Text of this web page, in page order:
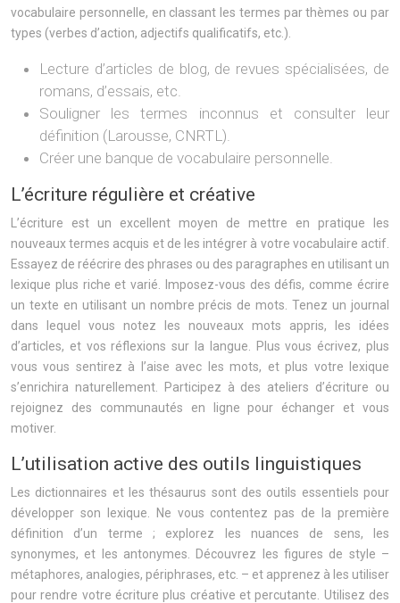
vocabulaire personnelle, en classant les termes par thèmes ou par
types (verbes d’action, adjectifs qualificatifs, etc.).
Lecture d’articles de blog, de revues spécialisées, de
romans, d’essais, etc.
Souligner les termes inconnus et consulter leur
définition (Larousse, CNRTL).
Créer une banque de vocabulaire personnelle.
L’écriture régulière et créative
L’écriture est un excellent moyen de mettre en pratique les
nouveaux termes acquis et de les intégrer à votre vocabulaire actif.
Essayez de réécrire des phrases ou des paragraphes en utilisant un
lexique plus riche et varié. Imposez-vous des défis, comme écrire
un texte en utilisant un nombre précis de mots. Tenez un journal
dans lequel vous notez les nouveaux mots appris, les idées
d’articles, et vos réflexions sur la langue. Plus vous écrivez, plus
vous vous sentirez à l’aise avec les mots, et plus votre lexique
s’enrichira naturellement. Participez à des ateliers d’écriture ou
rejoignez des communautés en ligne pour échanger et vous
motiver.
L’utilisation active des outils linguistiques
Les dictionnaires et les thésaurus sont des outils essentiels pour
développer son lexique. Ne vous contentez pas de la première
définition d’un terme ; explorez les nuances de sens, les
synonymes, et les antonymes. Découvrez les figures de style –
métaphores, analogies, périphrases, etc. – et apprenez à les utiliser
pour rendre votre écriture plus créative et percutante. Utilisez des